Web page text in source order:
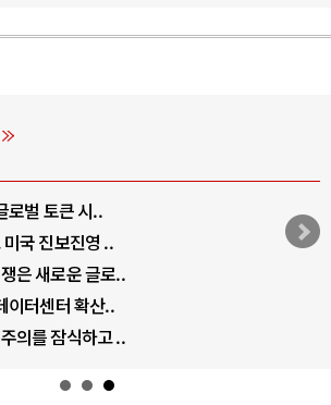
전쟁의 추상화: 우크라이나, 대리전의
EU·우크라이나 드론 협력 직후, 러시아..
나토, 우크라 군사지원 2027년까지 공..
우크라이나, 덴마크, 에스토니아, 네덜
러·우크라, 대규모 공습 주고받아…민간